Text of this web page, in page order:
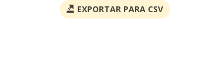
EXPORTAR PARA CSV